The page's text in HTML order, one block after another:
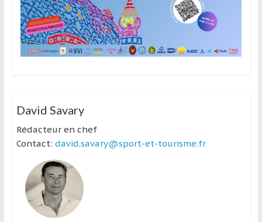
David Savary
Rédacteur en chef
Contact: david.savary@sport-et-tourisme.fr